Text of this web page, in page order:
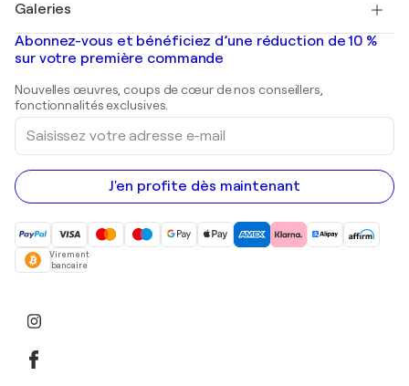
Banksy
Mr. Brainwash
Shepard Fairey
Tableaux abstraits à vendre
Peintures de paysage
Estampes
Peintures acryliques
Galeries
Galeries d'art en France
Galeries d'art en Belgique
Abonnez-vous et bénéficiez d’une réduction de 10 %
sur votre première commande
Nouvelles œuvres, coups de cœur de nos conseillers,
fonctionnalités exclusives.
Saisissez
votre
adresse
e-
mail
J'en profite dès maintenant
Virement
bancaire